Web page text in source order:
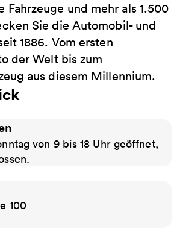
Fahrzeuge und mehr als 1.500
Sie die Automobil- und
1886. Vom ersten
der Welt bis zum
aus diesem Millennium.
von 9 bis 18 Uhr geöffnet,
100